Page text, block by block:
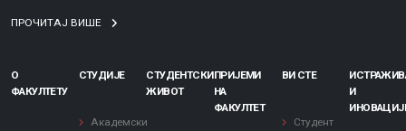
ПРОЧИТАЈ ВИШЕ
О
ФАКУЛТЕТУ
СТУДИЈЕ
Академски
СТУДЕНТСКИ
ЖИВОТ
ПРИЈЕМИ
НА
ФАКУЛТЕТ
ВИ СТЕ
Студент
И